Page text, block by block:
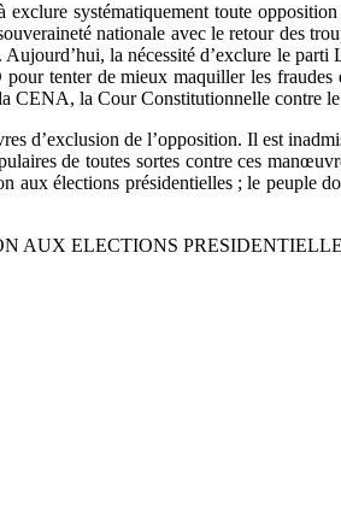
exclure systématiquement toute
nationale avec le retour des
la nécessité d’exclure le
tenter de mieux maquiller les
CENA, la Cour Constitutionnelle contre
d’exclusion de l’opposition. Il est
de toutes sortes contre ces
aux élections présidentielles ; le peuple
AUX ELECTIONS